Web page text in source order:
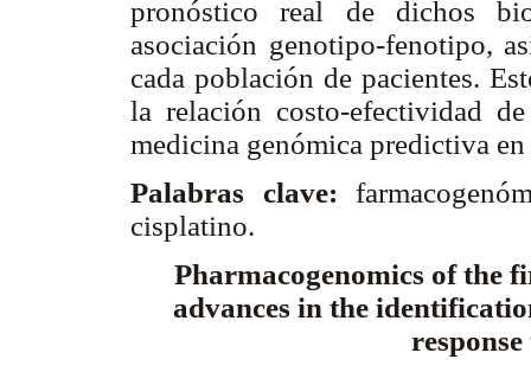
pronóstico real de dichos
asociación genotipo-fenotipo,
cada población de pacientes.
la relación costo-efectividad
medicina genómica predictiva
Palabras clave:
cisplatino.
Pharmacogenomics of the
advances in the